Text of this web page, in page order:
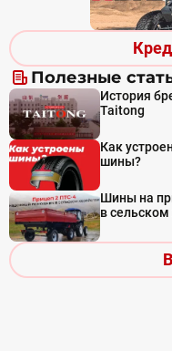
Полезные
История
Taitong
Как
шины?
Шины на
в сельском